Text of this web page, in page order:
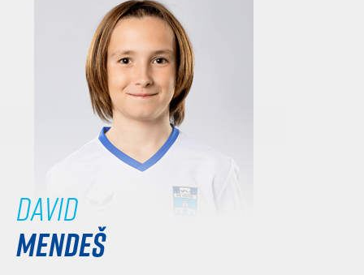
David
MENDEŠ